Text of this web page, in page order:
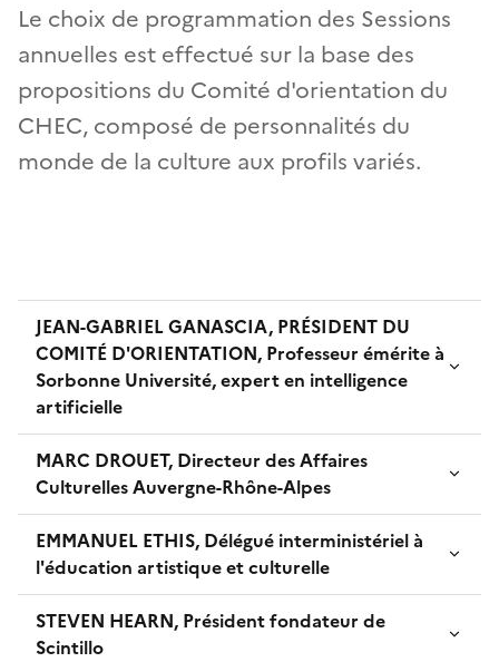
Le choix de programmation des Sessions
annuelles est effectué sur la base des
propositions du Comité d'orientation du
CHEC, composé de personnalités du
monde de la culture aux profils variés.
JEAN-GABRIEL GANASCIA, PRÉSIDENT DU
COMITÉ D'ORIENTATION, Professeur émérite à
Sorbonne Université, expert en intelligence
artificielle
MARC DROUET, Directeur des Affaires
Culturelles Auvergne-Rhône-Alpes
EMMANUEL ETHIS, Délégué interministériel à
l'éducation artistique et culturelle
STEVEN HEARN, Président fondateur de
Scintillo